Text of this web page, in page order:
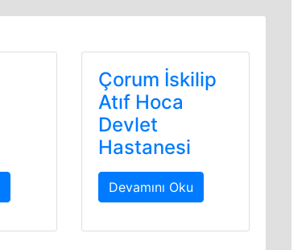
Çorum İskilip
Atıf Hoca
Devlet
Hastanesi
Devamını Oku